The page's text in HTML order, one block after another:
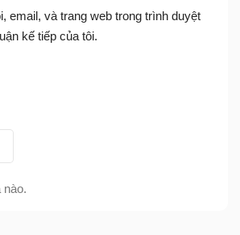
nào.
email, và trang web trong trình duyệt
kế tiếp của tôi.